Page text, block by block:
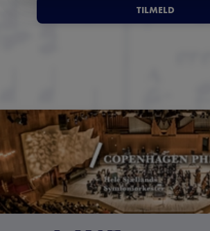
TILMELD